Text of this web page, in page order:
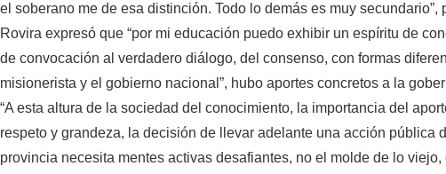
el soberano me de esa distinción. Todo lo demás es muy secundario”,
Rovira expresó que “por mi educación puedo exhibir un espíritu de
de convocación al verdadero diálogo, del consenso, con formas
misionerista y el gobierno nacional”, hubo aportes concretos a la
“A esta altura de la sociedad del conocimiento, la importancia del
respeto y grandeza, la decisión de llevar adelante una acción pública
provincia necesita mentes activas desafiantes, no el molde de lo